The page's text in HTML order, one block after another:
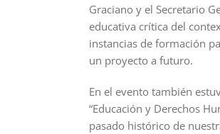
Graciano y el Secretario
educativa crítica del
instancias de formación
un proyecto a futuro.
En el evento también
“Educación y Derechos
pasado histórico de